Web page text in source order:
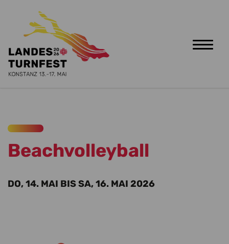
Zum Hauptinhalt springen
Toggle
Beachvolleyball
DO, 14. MAI BIS SA, 16. MAI 2026